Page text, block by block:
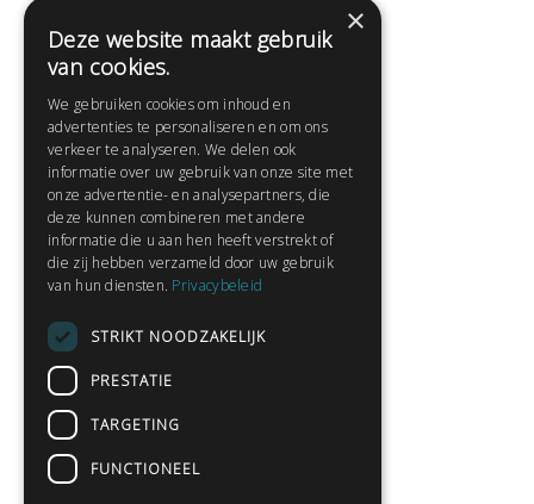
Help
Contact
Huisregels
Snel naar:
Gratis aanmelden
Privacybeleid
Gedichten lezen
×
Deze website maakt gebruik
van cookies.
We gebruiken cookies om inhoud en
advertenties te personaliseren en om ons
verkeer te analyseren. We delen ook
informatie over uw gebruik van onze site met
onze advertentie- en analysepartners, die
deze kunnen combineren met andere
informatie die u aan hen heeft verstrekt of
die zij hebben verzameld door uw gebruik
van hun diensten. Privacybeleid
STRIKT NOODZAKELIJK
PRESTATIE
TARGETING
FUNCTIONEEL